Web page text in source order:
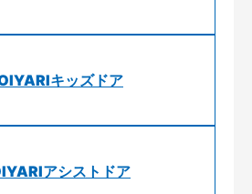
キッズドア
アシストドア